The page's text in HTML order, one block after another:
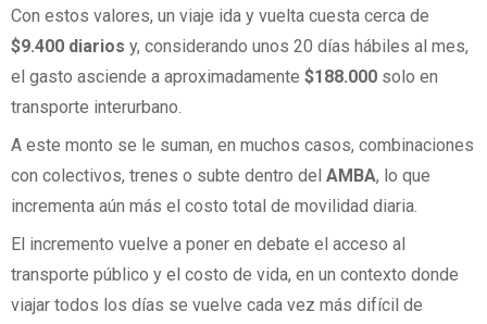
Con estos valores, un viaje ida y vuelta cuesta cerca de
$9.400 diarios y, considerando unos 20 días hábiles al mes,
el gasto asciende a aproximadamente $188.000 solo en
transporte interurbano.
A este monto se le suman, en muchos casos, combinaciones
con colectivos, trenes o subte dentro del AMBA, lo que
incrementa aún más el costo total de movilidad diaria.
El incremento vuelve a poner en debate el acceso al
transporte público y el costo de vida, en un contexto donde
viajar todos los días se vuelve cada vez más difícil de